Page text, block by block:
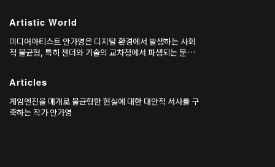
Artistic World
미디어아티스트 안가영은 디지털 환경에서 발생하는 사회
적 불균형, 특히 젠더와 기술의 교차점에서 파생되는 문제의
성과 소수자가 겪는 경험을 은유적으로 재현하며, 가상공간
에서의 탈주와 저항 가능성을 탐색한다.
Articles
게임엔진을 매개로 불균형한 현실에 대한 대안적 서사를 구
축하는 작가 안가영